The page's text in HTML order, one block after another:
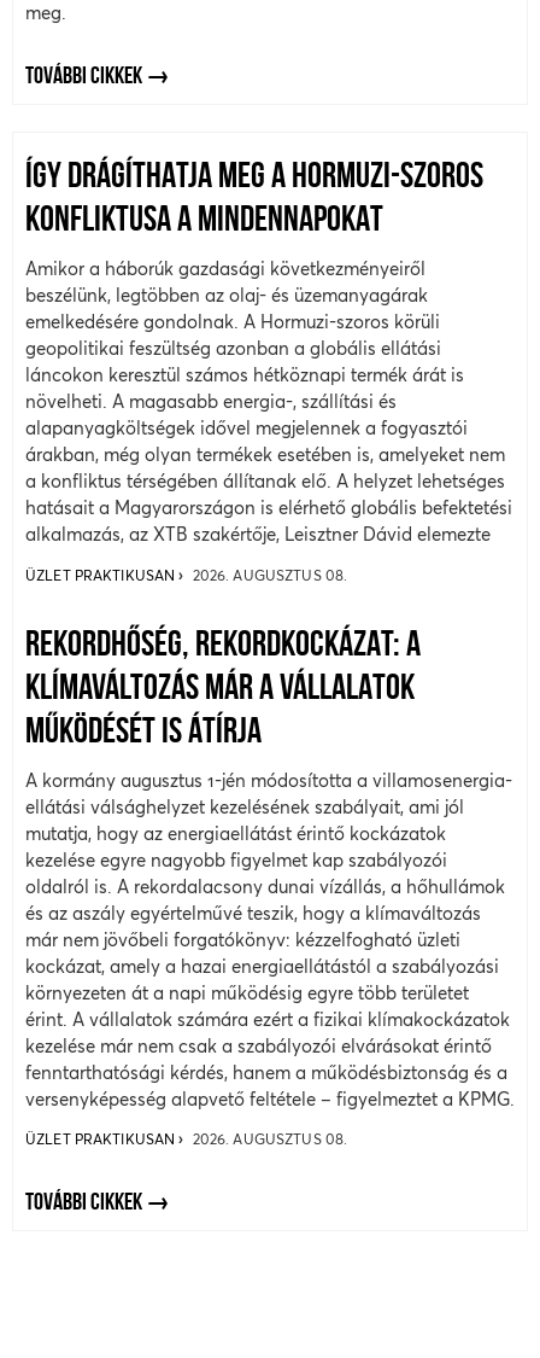
meg.
TOVÁBBI CIKKEK
ÍGY DRÁGÍTHATJA MEG A HORMUZI-SZOROS
KONFLIKTUSA A MINDENNAPOKAT
Amikor a háborúk gazdasági következményeiről
beszélünk, legtöbben az olaj- és üzemanyagárak
emelkedésére gondolnak. A Hormuzi-szoros körüli
geopolitikai feszültség azonban a globális ellátási
láncokon keresztül számos hétköznapi termék árát is
növelheti. A magasabb energia-, szállítási és
alapanyagköltségek idővel megjelennek a fogyasztói
árakban, még olyan termékek esetében is, amelyeket nem
a konfliktus térségében állítanak elő. A helyzet lehetséges
hatásait a Magyarországon is elérhető globális befektetési
alkalmazás, az XTB szakértője, Leisztner Dávid elemezte
ÜZLET PRAKTIKUSAN 2026. AUGUSZTUS 08.
REKORDHŐSÉG, REKORDKOCKÁZAT: A
KLÍMAVÁLTOZÁS MÁR A VÁLLALATOK
MŰKÖDÉSÉT IS ÁTÍRJA
A kormány augusztus 1-jén módosította a villamosenergia-
ellátási válsághelyzet kezelésének szabályait, ami jól
mutatja, hogy az energiaellátást érintő kockázatok
kezelése egyre nagyobb figyelmet kap szabályozói
oldalról is. A rekordalacsony dunai vízállás, a hőhullámok
és az aszály egyértelművé teszik, hogy a klímaváltozás
már nem jövőbeli forgatókönyv: kézzelfogható üzleti
kockázat, amely a hazai energiaellátástól a szabályozási
környezeten át a napi működésig egyre több területet
érint. A vállalatok számára ezért a fizikai klímakockázatok
kezelése már nem csak a szabályozói elvárásokat érintő
fenntarthatósági kérdés, hanem a működésbiztonság és a
versenyképesség alapvető feltétele – figyelmeztet a KPMG.
ÜZLET PRAKTIKUSAN 2026. AUGUSZTUS 08.
TOVÁBBI CIKKEK